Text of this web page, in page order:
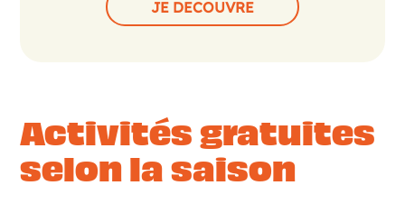
JE DECOUVRE
Activités gratuites
selon la saison